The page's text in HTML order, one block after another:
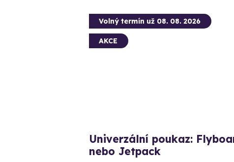
Volný termín už 08. 08. 2026
AKCE
Univerzální poukaz:
nebo Jetpack